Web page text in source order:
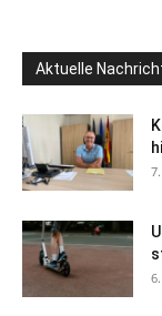
Aktuelle